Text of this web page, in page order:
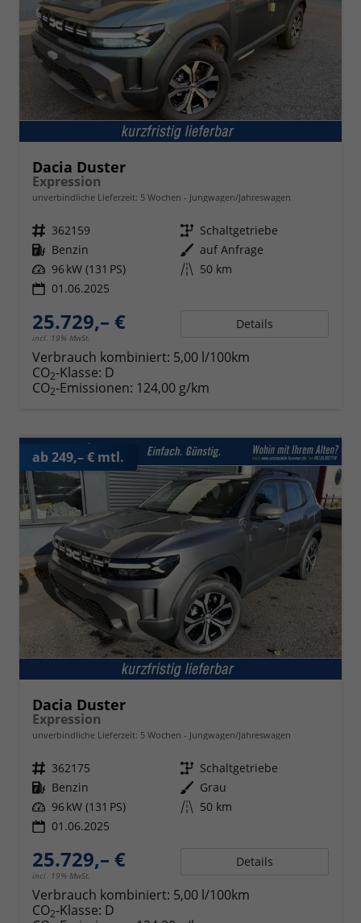
Dacia Duster
Expression
unverbindliche Lieferzeit: 5 Wochen Jungwagen/Jahreswagen
Fahrzeugnr. 362159 Getriebe Schaltgetriebe
Kraftstoff Benzin Außenfarbe auf Anfrage
Leistung 96 kW (131 PS) Kilometerstand 50 km
01.06.2025
25.729,– €
incl. 19% MwSt.
Details
Verbrauch kombiniert: 5,00 l/100km
CO2-Klasse: D
CO2-Emissionen: 124,00 g/km
ab 249,– € mtl.
Dacia Duster
Expression
unverbindliche Lieferzeit: 5 Wochen Jungwagen/Jahreswagen
Fahrzeugnr. 362175 Getriebe Schaltgetriebe
Kraftstoff Benzin Außenfarbe Grau
Leistung 96 kW (131 PS) Kilometerstand 50 km
01.06.2025
25.729,– €
incl. 19% MwSt.
Details
Verbrauch kombiniert: 5,00 l/100km
CO2-Klasse: D